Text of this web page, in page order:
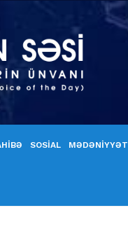
SOSİAL MƏDƏNİYYƏT